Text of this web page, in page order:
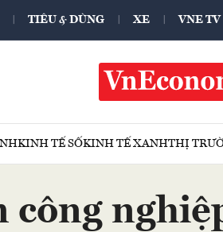
TIÊU & DÙNG XE VNE TV
KINH TẾ SỐKINH TẾ XANHTHỊ
công